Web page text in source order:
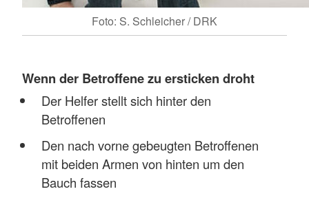
Foto: S. Schleicher / DRK
Wenn der Betroffene zu ersticken droht
Der Helfer stellt sich hinter den
Betroffenen
Den nach vorne gebeugten Betroffenen
mit beiden Armen von hinten um den
Bauch fassen